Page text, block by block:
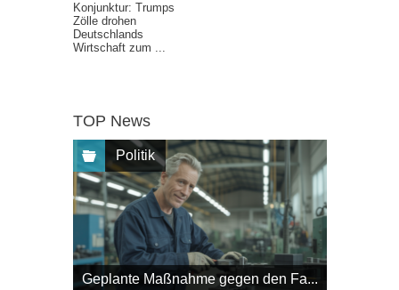
Konjunktur: Trumps
Zölle drohen
Deutschlands
Wirtschaft zum ...
TOP News
Politik
Geplante Maßnahme gegen den Fa...